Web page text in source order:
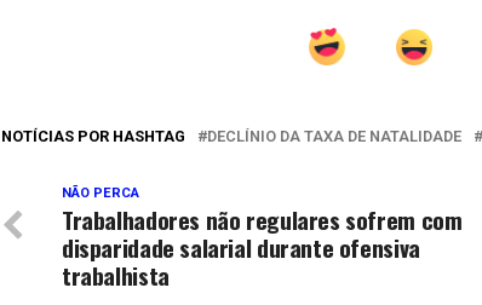
NOTÍCIAS POR HASHTAG DECLÍNIO DA TAXA DE NATALIDADE
NÃO PERCA
Trabalhadores não regulares sofrem com
disparidade salarial durante ofensiva
trabalhista